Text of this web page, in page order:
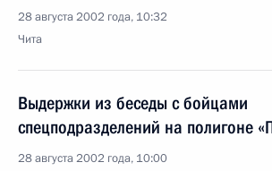
28 августа 2002 года, 10:32
Чита
Выдержки из беседы с бойцами
спецподразделений на полигоне
28 августа 2002 года, 10:00